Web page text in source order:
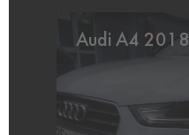
Audi A4 2018